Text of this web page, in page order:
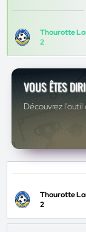
Thourotte
2
VOUS ÊTES
Découvrez
Thourotte
2